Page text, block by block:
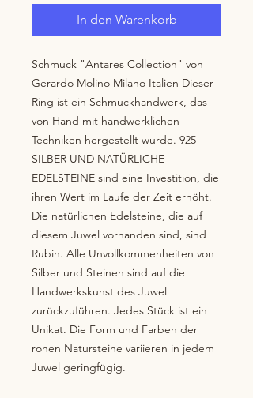
In den Warenkorb
Schmuck "Antares Collection" von
Gerardo Molino Milano Italien Dieser
Ring ist ein Schmuckhandwerk, das
von Hand mit handwerklichen
Techniken hergestellt wurde. 925
SILBER UND NATÜRLICHE
EDELSTEINE sind eine Investition, die
ihren Wert im Laufe der Zeit erhöht.
Die natürlichen Edelsteine, die auf
diesem Juwel vorhanden sind, sind
Rubin. Alle Unvollkommenheiten von
Silber und Steinen sind auf die
Handwerkskunst des Juwel
zurückzuführen. Jedes Stück ist ein
Unikat. Die Form und Farben der
rohen Natursteine variieren in jedem
Juwel geringfügig.